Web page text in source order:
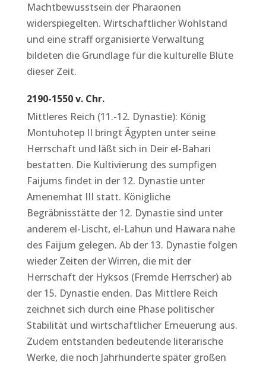
Machtbewusstsein der Pharaonen
widerspiegelten. Wirtschaftlicher Wohlstand
und eine straff organisierte Verwaltung
bildeten die Grundlage für die kulturelle Blüte
dieser Zeit.
2190-1550 v. Chr.
Mittleres Reich (11.-12. Dynastie): König
Montuhotep II bringt Ägypten unter seine
Herrschaft und läßt sich in Deir el-Bahari
bestatten. Die Kultivierung des sumpfigen
Faijums findet in der 12. Dynastie unter
Amenemhat III statt. Königliche
Begräbnisstätte der 12. Dynastie sind unter
anderem el-Lischt, el-Lahun und Hawara nahe
des Faijum gelegen. Ab der 13. Dynastie folgen
wieder Zeiten der Wirren, die mit der
Herrschaft der Hyksos (Fremde Herrscher) ab
der 15. Dynastie enden. Das Mittlere Reich
zeichnet sich durch eine Phase politischer
Stabilität und wirtschaftlicher Erneuerung aus.
Zudem entstanden bedeutende literarische
Werke, die noch Jahrhunderte später großen